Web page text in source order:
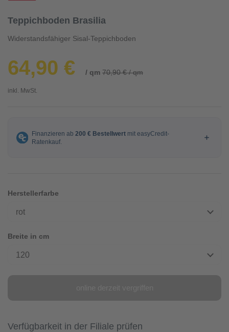
Teppichboden Brasilia
Widerstandsfähiger Sisal-Teppichboden
64,90 € / qm 70,90 € / qm
inkl. MwSt.
Herstellerfarbe
rot
Breite in cm
120
Verfügbarkeit in der Filiale prüfen